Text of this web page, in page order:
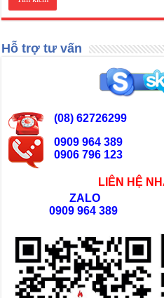
Hỗ trợ tư vấn
(08) 62726299
0909 964 389
0906 796 123
LIÊN HỆ
ZALO
0909 964 389